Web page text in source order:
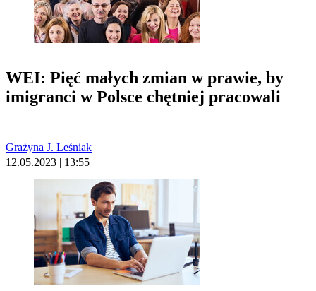
WEI: Pięć małych zmian w prawie, by
imigranci w Polsce chętniej pracowali
Grażyna J. Leśniak
12.05.2023 | 13:55